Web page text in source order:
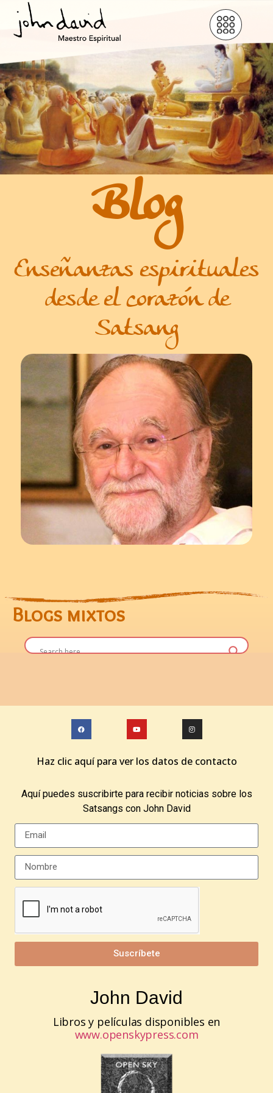
Blog
Enseñanzas espirituales
desde el corazón de
Satsang
Blogs mixtos
Haz clic aquí para ver los datos de contacto
Aquí puedes suscribirte para recibir noticias sobre los
Satsangs con John David
Suscríbete
John David
Libros y películas disponibles en
www.openskypress.com